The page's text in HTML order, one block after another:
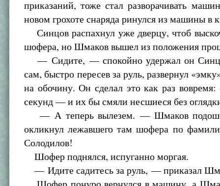
приказаний, тоже стал разворачивать
новом грохоте снаряда ринулся из машины в
Синцов распахнул уже дверцу, чтоб
шофера, но Шмаков вышел из положения
— Сидите, — спокойно удержал он
сам, быстро пересев за руль, развернул
на обочину. Он сделал это как раз вовремя:
секунд — и их бы смяли несшиеся без
— А теперь вылезем. — Шмаков
окликнул лежавшего там шофера по
Солодилов!
Шофер поднялся, испуганно моргая.
— Идите садитесь за руль, — приказал